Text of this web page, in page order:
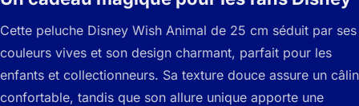
Cette peluche Disney Wish Animal de 25 cm séduit par ses
couleurs vives et son design charmant, parfait pour les
enfants et collectionneurs. Sa texture douce assure un câlin
confortable, tandis que son allure unique apporte une